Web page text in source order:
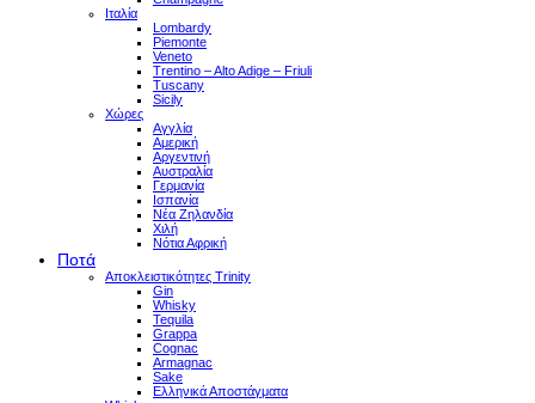
Ιταλία
Lombardy
Piemonte
Veneto
Trentino – Alto Adige – Friuli
Tuscany
Sicily
Χώρες
Αγγλία
Αμερική
Αργεντινή
Αυστραλία
Γερμανία
Ισπανία
Νέα Ζηλανδία
Χιλή
Νότια Αφρική
Ποτά
Αποκλειστικότητες Trinity
Gin
Whisky
Tequila
Grappa
Cognac
Armagnac
Sake
Ελληνικά Αποστάγματα